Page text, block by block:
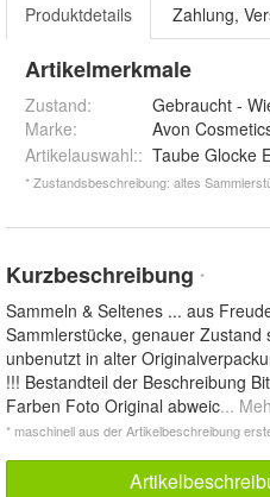
Produktdetails Zahlung,
Artikelmerkmale
Zustand:
Gebraucht -
Marke:
Avon
Artikelauswahl:: Taube Glocke
* Zustandsbeschreibung: altes
Kurzbeschreibung *
Sammeln & Seltenes ... aus
Sammlerstücke, genauer Zustand
unbenutzt in alter
!!! Bestandteil der Beschreibung
Farben Foto Original abweic...
* maschinell aus der Artikelbeschreibung